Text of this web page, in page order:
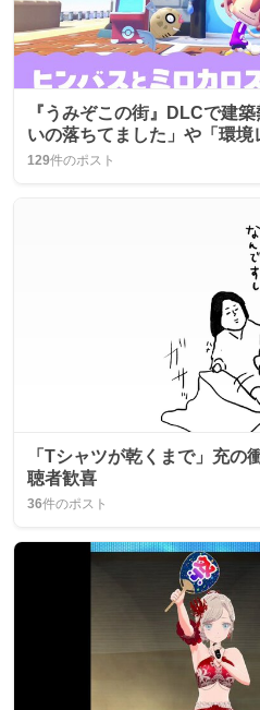
『うみぞこの街』DLCで建
いの落ちてました」や「環
129件のポスト
「Tシャツが乾くまで」充の
聴者歓喜
36件のポスト